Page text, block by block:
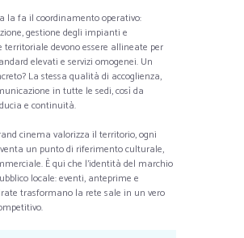
la fa il coordinamento operativo:
gestione degli impianti e
territoriale devono essere allineate per
elevati e servizi omogenei. Un
La stessa qualità di accoglienza,
in tutte le sedi, così da
e continuità.
cinema valorizza il territorio, ogni
un punto di riferimento culturale,
È qui che l’identità del marchio
locale: eventi, anteprime e
trasformano la rete sale in un vero